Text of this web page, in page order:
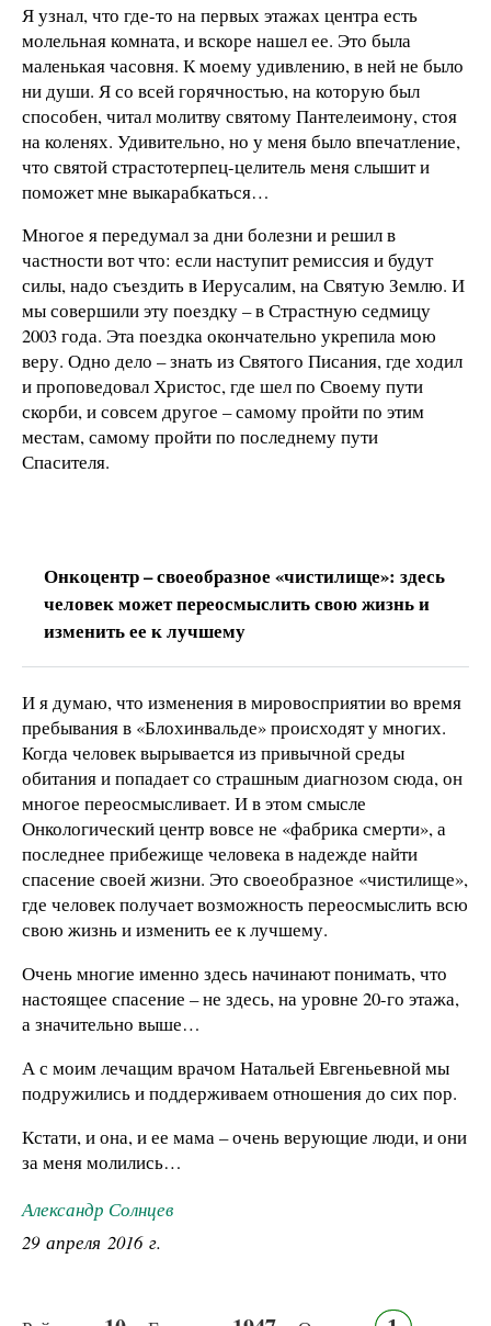
Я узнал, что где-то на первых этажах центра есть
молельная комната, и вскоре нашел ее. Это была
маленькая часовня. К моему удивлению, в ней не было
ни души. Я со всей горячностью, на которую был
способен, читал молитву святому Пантелеимону, стоя
на коленях. Удивительно, но у меня было впечатление,
что святой страстотерпец-целитель меня слышит и
поможет мне выкарабкаться…
Многое я передумал за дни болезни и решил в
частности вот что: если наступит ремиссия и будут
силы, надо съездить в Иерусалим, на Святую Землю. И
мы совершили эту поездку – в Страстную седмицу
2003 года. Эта поездка окончательно укрепила мою
веру. Одно дело – знать из Святого Писания, где ходил
и проповедовал Христос, где шел по Своему пути
скорби, и совсем другое – самому пройти по этим
местам, самому пройти по последнему пути
Спасителя.
Онкоцентр – своеобразное «чистилище»: здесь
человек может переосмыслить свою жизнь и
изменить ее к лучшему
И я думаю, что изменения в мировосприятии во время
пребывания в «Блохинвальде» происходят у многих.
Когда человек вырывается из привычной среды
обитания и попадает со страшным диагнозом сюда, он
многое переосмысливает. И в этом смысле
Онкологический центр вовсе не «фабрика смерти», а
последнее прибежище человека в надежде найти
спасение своей жизни. Это своеобразное «чистилище»,
где человек получает возможность переосмыслить всю
свою жизнь и изменить ее к лучшему.
Очень многие именно здесь начинают понимать, что
настоящее спасение – не здесь, на уровне 20-го этажа,
а значительно выше…
А с моим лечащим врачом Натальей Евгеньевной мы
подружились и поддерживаем отношения до сих пор.
Кстати, и она, и ее мама – очень верующие люди, и они
за меня молились…
Александр Солнцев
29 апреля 2016 г.